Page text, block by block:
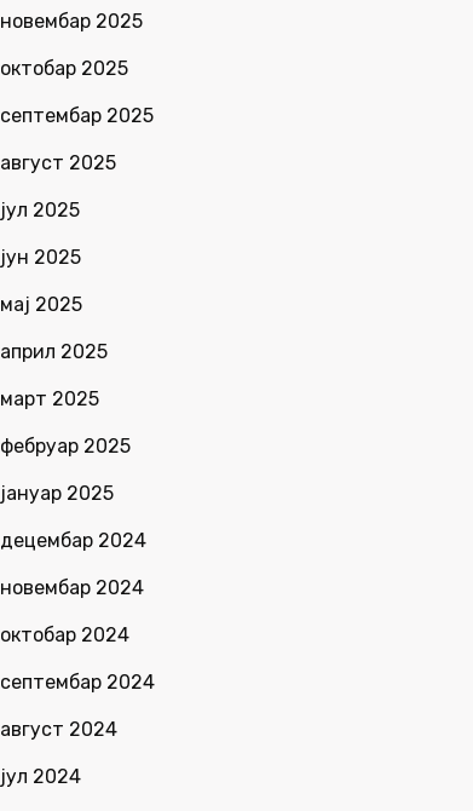
новембар 2025
октобар 2025
септембар 2025
август 2025
јул 2025
јун 2025
мај 2025
април 2025
март 2025
фебруар 2025
јануар 2025
децембар 2024
новембар 2024
октобар 2024
септембар 2024
август 2024
јул 2024